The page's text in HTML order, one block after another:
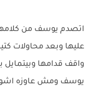
اتصدم يوسف من
عليها وبعد محاولات
واقف قدامها
يوسف ومش عاوزه